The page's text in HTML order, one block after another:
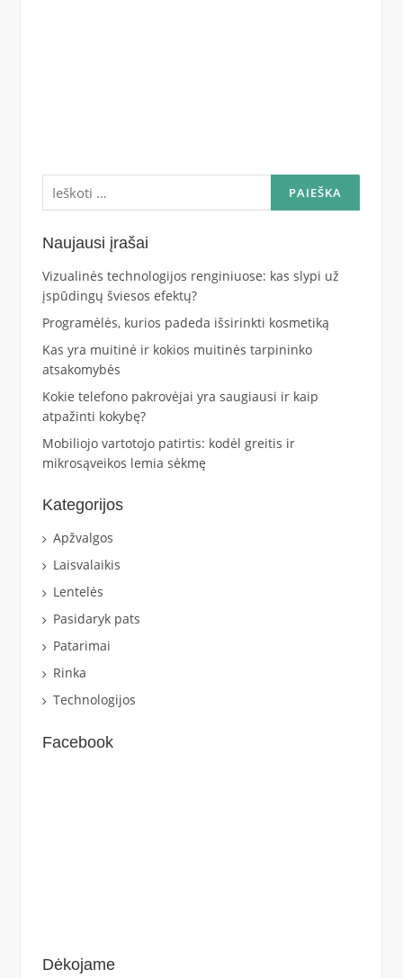
Ieškoti:
Naujausi įrašai
Vizualinės technologijos renginiuose: kas slypi už
įspūdingų šviesos efektų?
Programėlės, kurios padeda išsirinkti kosmetiką
Kas yra muitinė ir kokios muitinės tarpininko
atsakomybės
Kokie telefono pakrovėjai yra saugiausi ir kaip
atpažinti kokybę?
Mobiliojo vartotojo patirtis: kodėl greitis ir
mikrosąveikos lemia sėkmę
Kategorijos
Apžvalgos
Laisvalaikis
Lentelės
Pasidaryk pats
Patarimai
Rinka
Technologijos
Facebook
Dėkojame